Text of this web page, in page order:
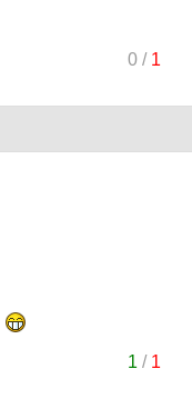
0/ 1
1 / 1